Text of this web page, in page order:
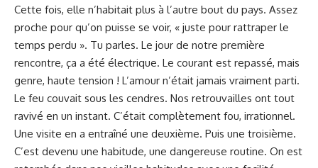
Cette fois, elle n’habitait plus à l’autre bout du pays. Assez
proche pour qu’on puisse se voir, « juste pour rattraper le
temps perdu ». Tu parles. Le jour de notre première
rencontre, ça a été électrique. Le courant est repassé, mais
genre, haute tension ! L’amour n’était jamais vraiment parti.
Le feu couvait sous les cendres. Nos retrouvailles ont tout
ravivé en un instant. C’était complètement fou, irrationnel.
Une visite en a entraîné une deuxième. Puis une troisième.
C’est devenu une habitude, une dangereuse routine. On est